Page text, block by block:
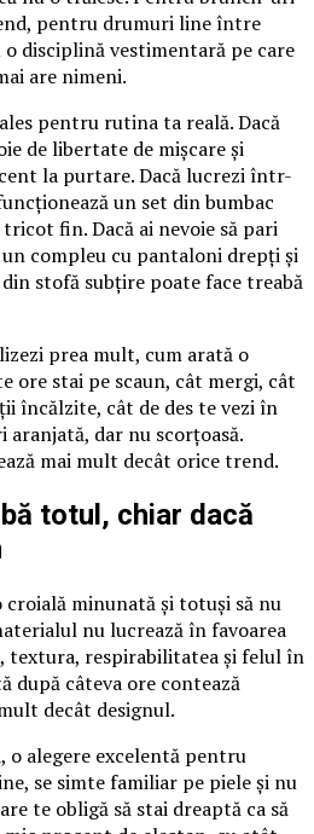
pentru drumuri line între
disciplină vestimentară pe care
are nimeni.
pentru rutina ta reală. Dacă
de libertate de mișcare și
la purtare. Dacă lucrezi într-
un set din bumbac
fin. Dacă ai nevoie să pari
compleu cu pantaloni drepți și
stofă subțire poate face treabă
prea mult, cum arată o
ore stai pe scaun, cât mergi, cât
încălzite, cât de des te vezi în
aranjată, dar nu scorțoasă.
mai mult decât orice trend.
totul, chiar dacă
croială minunată și totuși să nu
nu lucrează în favoarea
textura, respirabilitatea și felul în
după câteva ore contează
decât designul.
o alegere excelentă pentru
se simte familiar pe piele și nu
te obligă să stai dreaptă ca să